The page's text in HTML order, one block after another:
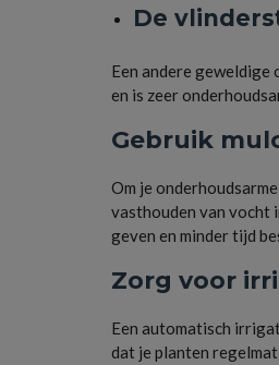
De
Een andere
en is zeer
Gebruik
Om je
vasthouden van vocht
geven en minder tijd
Zorg voor
Een automatisch
dat je planten